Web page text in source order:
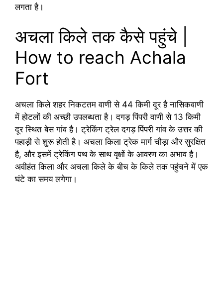
लगता है।
अचला किले तक कैसे पहुंचे |
How to reach Achala
Fort
अचला किले शहर निकटतम वाणी से 44 किमी दूर है नासिकवाणी
में होटलों की अच्छी उपलब्धता है। दगड़ पिंपरी वाणी से 13 किमी
दूर स्थित बेस गांव है। ट्रेकिंग ट्रेल दगड़ पिंपरी गांव के उत्तर की
पहाड़ी से शुरू होती है। अचला किला ट्रेक मार्ग चौड़ा और सुरक्षित
है, और इसमें ट्रेकिंग पथ के साथ वृक्षों के आवरण का अभाव है।
अवीहंत किला और अचला किले के बीच के किले तक पहुंचने में एक
घंटे का समय लगेगा।